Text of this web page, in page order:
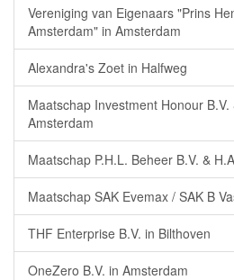
Vereniging van Eigenaars "Prins
Amsterdam" in Amsterdam
Alexandra's Zoet in Halfweg
Maatschap Investment Honour B.V.
Amsterdam
Maatschap P.H.L. Beheer B.V. &
Maatschap SAK Evemax / SAK B
THF Enterprise B.V. in Bilthoven
OneZero B.V. in Amsterdam